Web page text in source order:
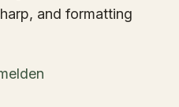
and formatting